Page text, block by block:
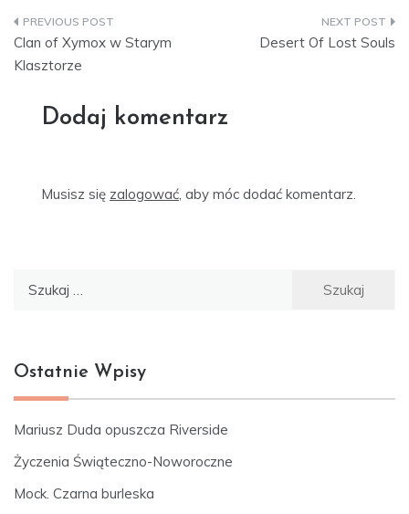
Nawigacja
wpisu
Clan of Xymox w Starym
Klasztorze
Desert Of Lost Souls
Dodaj komentarz
Musisz się zalogować , aby móc dodać komentarz.
Ostatnie Wpisy
Mariusz Duda opuszcza Riverside
Życzenia Świąteczno-Noworoczne
Mock. Czarna burleska